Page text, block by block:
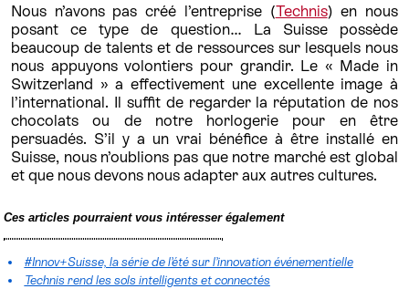
Nous n’avons pas créé l’entreprise (Technis) en nous
posant ce type de question… La Suisse possède
beaucoup de talents et de ressources sur lesquels nous
nous appuyons volontiers pour grandir. Le « Made in
Switzerland » a effectivement une excellente image à
l’international. Il suffit de regarder la réputation de nos
chocolats ou de notre horlogerie pour en être
persuadés. S’il y a un vrai bénéfice à être installé en
Suisse, nous n’oublions pas que notre marché est global
et que nous devons nous adapter aux autres cultures.
Ces articles pourraient vous intéresser également
#Innov+Suisse, la série de l’été sur l’innovation événementielle
Technis rend les sols intelligents et connectés